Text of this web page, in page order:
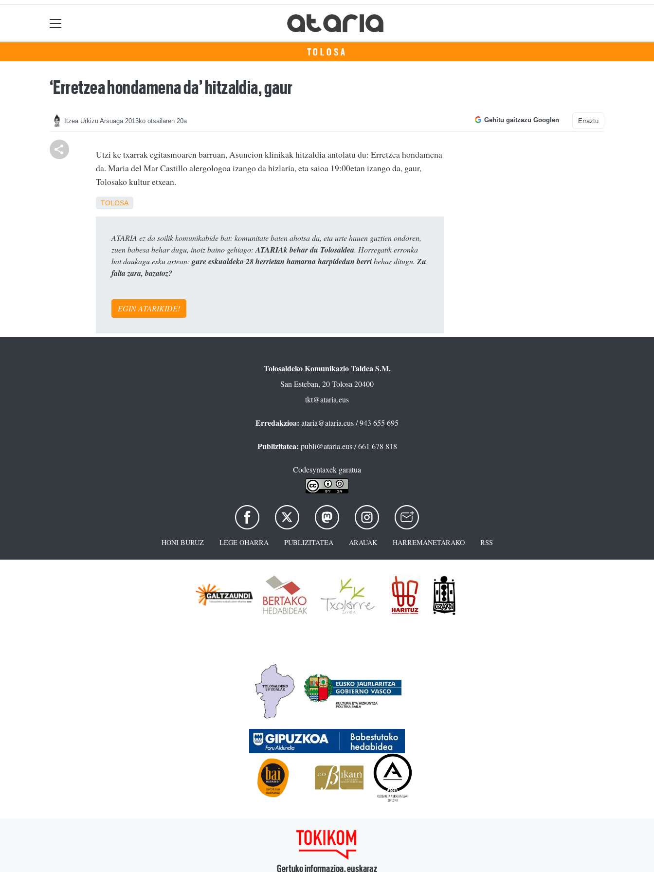
TOLOSA
‘Erretzea hondamena da’ hitzaldia, gaur
Itzea Urkizu Arsuaga 2013ko otsailaren 20a Gehitu gaitzazu Googlen Erraztu
Utzi ke txarrak egitasmoaren barruan, Asuncion klinikak hitzaldia antolatu du: Erretzea hondamena
da. Maria del Mar Castillo alergologoa izango da hizlaria, eta saioa 19:00etan izango da, gaur,
Tolosako kultur etxean.
TOLOSA
ATARIA ez da soilik komunikabide bat: komunitate baten ahotsa da, eta urte hauen guztien ondoren,
zuen babesa behar dugu, inoiz baino gehiago: ATARIAk behar du Tolosaldea. Horregatik erronka
bat daukagu esku artean: gure eskualdeko 28 herrietan hamarna harpidedun berribehar ditugu. Zu
falta zara, bazatoz?
EGIN ATARIKIDE!
Tolosaldeko Komunikazio Taldea S.M.
San Esteban, 20 Tolosa 20400
tkt@ataria.eus
Erredakzioa: ataria@ataria.eus/ 943 655 695
Publizitatea: publi@ataria.eus/ 661 678 818
Codesyntaxek garatua
HONI BURUZ LEGE OHARRA PUBLIZITATEA ARAUAK HARREMANETARAKO RSS
Gertuko informazioa, euskaraz